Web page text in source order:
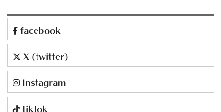
facebook
X (twitter)
Instagram
tiktok